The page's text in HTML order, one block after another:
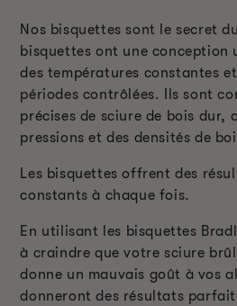
Nos bisquettes sont le secret
bisquettes ont une conception
des températures constantes
périodes contrôlées. Ils sont
précises de sciure de bois dur,
pressions et des densités de
Les bisquettes offrent des
constants à chaque fois.
En utilisant les bisquettes
à craindre que votre sciure
donne un mauvais goût à vos
donneront des résultats